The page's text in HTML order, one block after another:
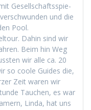
Gesellschaftsspie­
und die
Pool.
Dahin sind wir
Beim hin Weg
wir alle ca. 20
so coole Guides die,
Zeit waren wir
Tauchen, es war
Lin­da, hat uns